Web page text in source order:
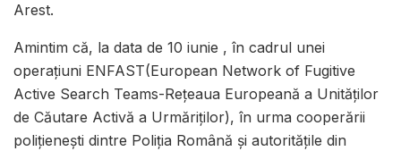
Arest.
Amintim că, la data de 10 iunie , în cadrul unei
operațiuni ENFAST(European Network of Fugitive
Active Search Teams-Rețeaua Europeană a Unităților
de Căutare Activă a Urmăriților), în urma cooperării
polițienești dintre Poliția Română și autoritățile din